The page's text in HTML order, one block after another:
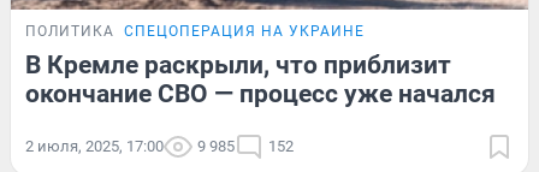
ПОЛИТИКА СПЕЦОПЕРАЦИЯ НА УКРАИНЕ
В Кремле раскрыли, что приблизит
окончание СВО — процесс уже начался
2 июля, 2025, 17:00 9 985 152